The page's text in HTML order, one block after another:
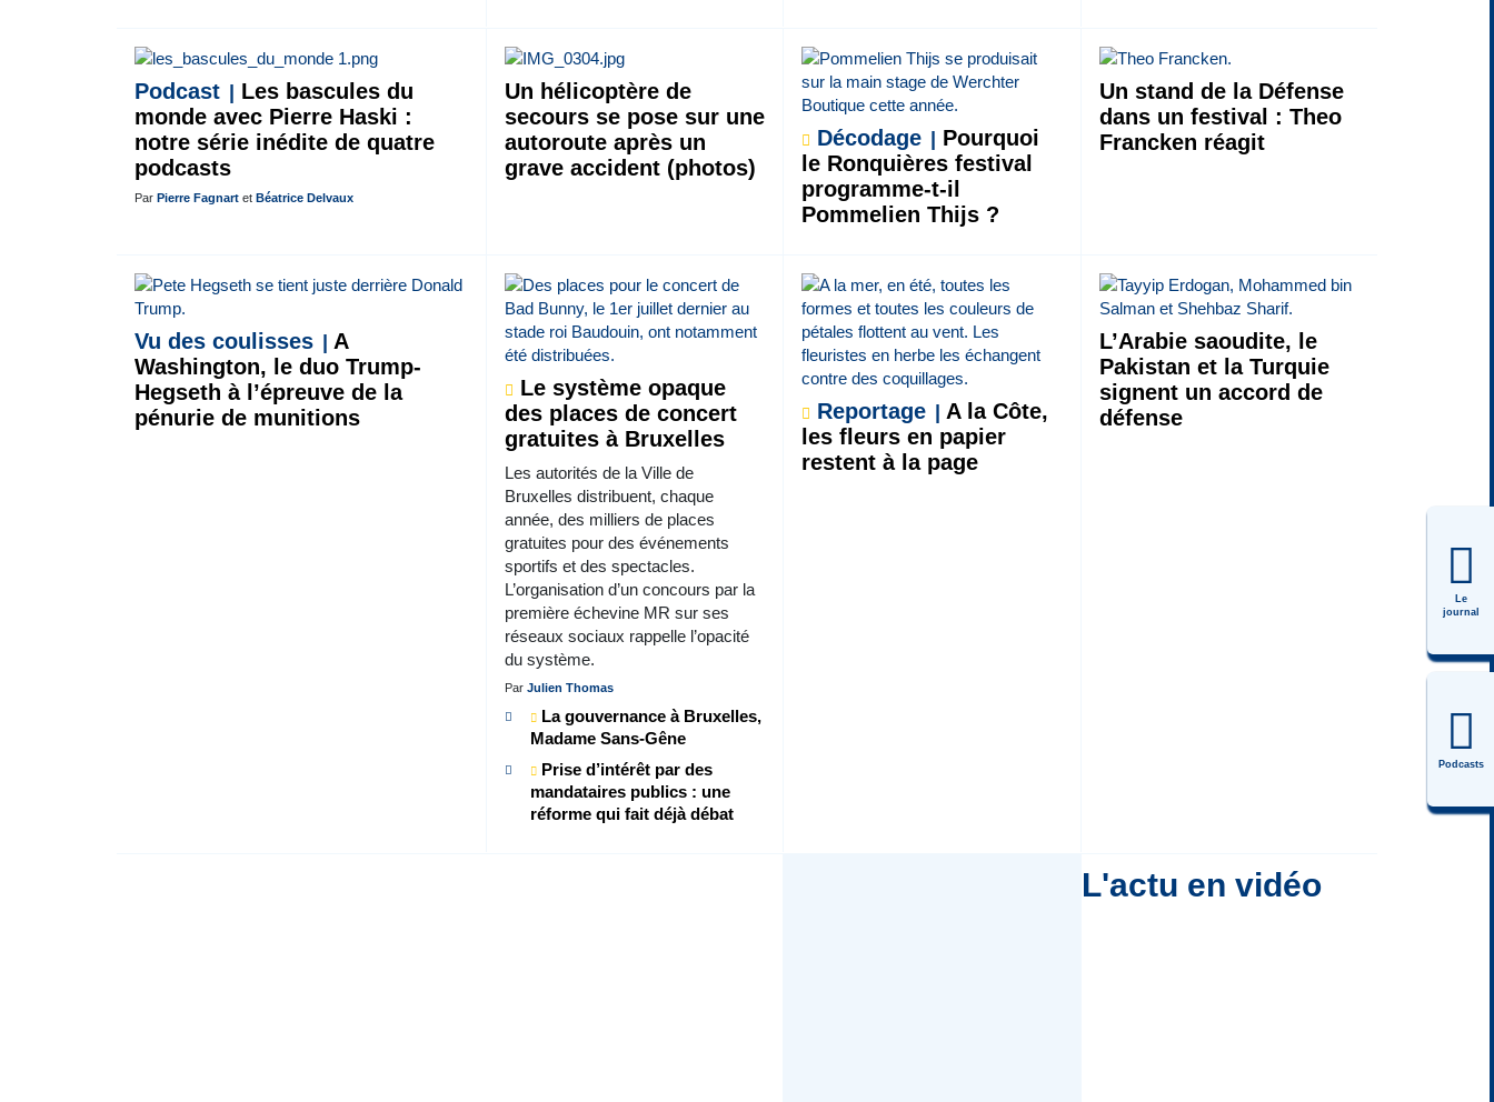
Le
journal
Podcasts
Podcast
Les bascules du
monde avec Pierre Haski :
notre série inédite de quatre
podcasts
Par Pierre Fagnartet Béatrice Delvaux
Un hélicoptère de
secours se pose sur une
autoroute après un
grave accident (photos)
Décodage
Pourquoi
le Ronquières festival
programme-t-il
Pommelien Thijs ?
Un stand de la Défense
dans un festival : Theo
Francken réagit
Vu des coulisses
A
Washington, le duo Trump-
Hegseth à l’épreuve de la
pénurie de munitions
Le système opaque
des places de concert
gratuites à Bruxelles
Les autorités de la Ville de
Bruxelles distribuent, chaque
année, des milliers de places
gratuites pour des événements
sportifs et des spectacles.
L’organisation d’un concours par la
première échevine MR sur ses
réseaux sociaux rappelle l’opacité
du système.
Par Julien Thomas
La gouvernance à Bruxelles,
Madame Sans-Gêne
Prise d’intérêt par des
mandataires publics : une
réforme qui fait déjà débat
Reportage
A la Côte,
les fleurs en papier
restent à la page
L’Arabie saoudite, le
Pakistan et la Turquie
signent un accord de
défense
L'actu en vidéo